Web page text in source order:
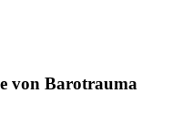
von Barotrauma